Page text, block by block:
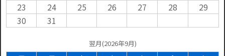
23
24 25 26 27 28
29
30
31
翌月(2026年9月)